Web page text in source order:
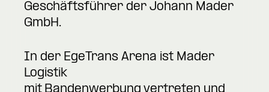
Geschäftsführer der Johann Mader
GmbH.
In der EgeTrans Arena ist Mader
Logistik